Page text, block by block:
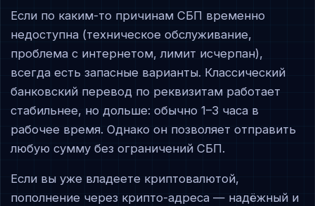
Если по каким-то причинам СБП временно
недоступна (техническое обслуживание,
проблема с интернетом, лимит исчерпан),
всегда есть запасные варианты. Классический
банковский перевод по реквизитам работает
стабильнее, но дольше: обычно 1–3 часа в
рабочее время. Однако он позволяет отправить
любую сумму без ограничений СБП.
Если вы уже владеете криптовалютой,
пополнение через крипто-адреса — надёжный и